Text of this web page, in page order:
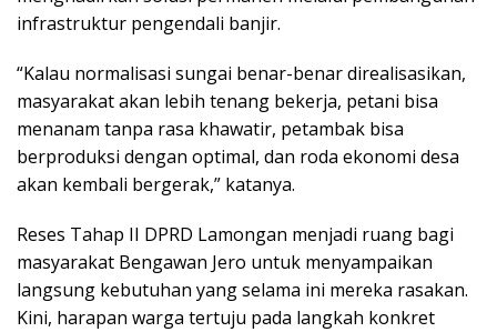
infrastruktur pengendali banjir.
“Kalau normalisasi sungai benar-benar direalisasikan,
masyarakat akan lebih tenang bekerja, petani bisa
menanam tanpa rasa khawatir, petambak bisa
berproduksi dengan optimal, dan roda ekonomi desa
akan kembali bergerak,” katanya.
Reses Tahap II DPRD Lamongan menjadi ruang bagi
masyarakat Bengawan Jero untuk menyampaikan
langsung kebutuhan yang selama ini mereka rasakan.
Kini, harapan warga tertuju pada langkah konkret